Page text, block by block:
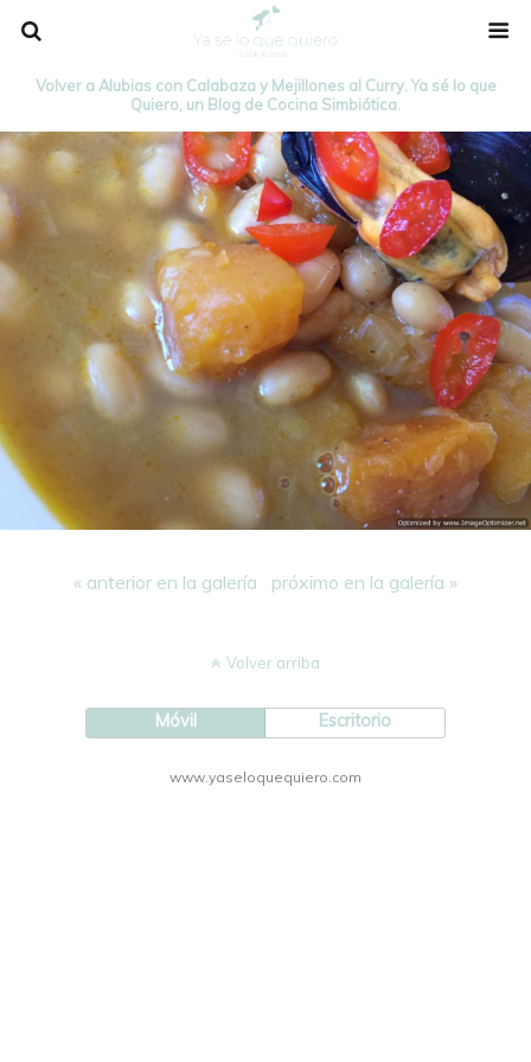
Volver a Alubias con Calabaza y Mejillones al Curry. Ya sé lo que
Quiero, un Blog de Cocina Simbiótica.
« anterior en la galería próximo en la galería »
Volver arriba
Móvil Escritorio
www.yaseloquequiero.com